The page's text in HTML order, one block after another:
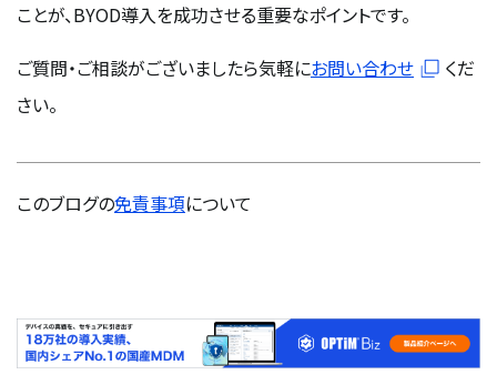
ことが、BYOD導入を成功させる重要なポイントです。
ご質問・ご相談がございましたら気軽にお問い合わせ
くだ
さい。
このブログの免責事項について